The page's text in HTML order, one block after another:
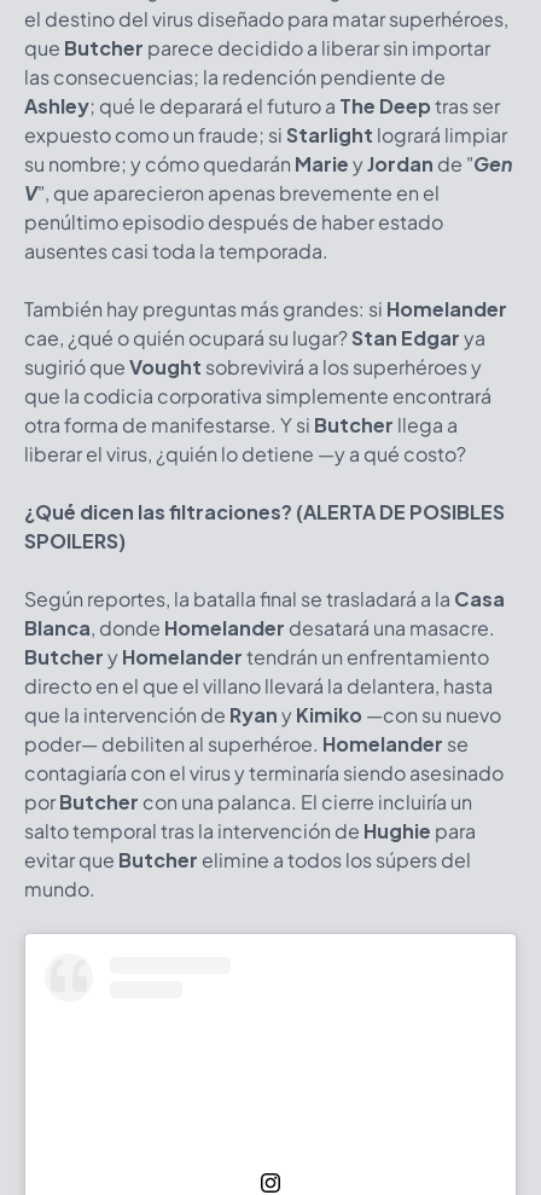
el destino del virus diseñado para matar superhéroes,
que Butcher parece decidido a liberar sin importar
las consecuencias; la redención pendiente de
Ashley; qué le deparará el futuro a The Deeptras ser
expuesto como un fraude; si Starlight logrará limpiar
su nombre; y cómo quedarán MarieyJordan de "Gen
V", que aparecieron apenas brevemente en el
penúltimo episodio después de haber estado
ausentes casi toda la temporada.
También hay preguntas más grandes: si Homelander
cae, ¿qué o quién ocupará su lugar?Stan Edgarya
sugirió queVought sobrevivirá a los superhéroes y
que la codicia corporativa simplemente encontrará
otra forma de manifestarse. Y si Butcher llega a
liberar el virus, ¿quién lo detiene —y a qué costo?
¿Qué dicen las filtraciones? (ALERTA DE POSIBLES
SPOILERS)
Según reportes, la batalla final se trasladará a la Casa
Blanca, donde Homelander desatará una masacre.
ButcheryHomelandertendrán un enfrentamiento
directo en el que el villano llevará la delantera, hasta
que la intervención de RyanyKimiko —con su nuevo
poder— debiliten al superhéroe. Homelander se
contagiaría con el virus y terminaría siendo asesinado
porButcher con una palanca. El cierre incluiría un
salto temporal tras la intervención de Hughie para
evitar que Butcher elimine a todos los súpers del
mundo.